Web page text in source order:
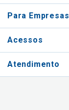
Para Empresas
Acessos
Atendimento